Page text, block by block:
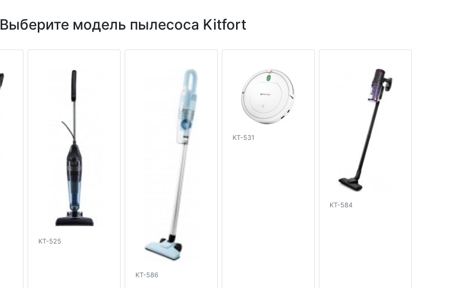
Выберите модель пылесоса Kitfort
KT-525
KT-586
KT-531
KT-584